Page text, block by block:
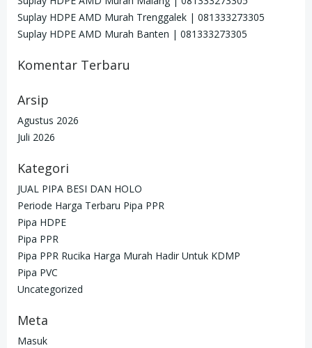
Suplay HDPE AMD Murah Trenggalek | 081333273305
Suplay HDPE AMD Murah Banten | 081333273305
Komentar Terbaru
Arsip
Agustus 2026
Juli 2026
Kategori
JUAL PIPA BESI DAN HOLO
Periode Harga Terbaru Pipa PPR
Pipa HDPE
Pipa PPR
Pipa PPR Rucika Harga Murah Hadir Untuk KDMP
Pipa PVC
Uncategorized
Meta
Masuk